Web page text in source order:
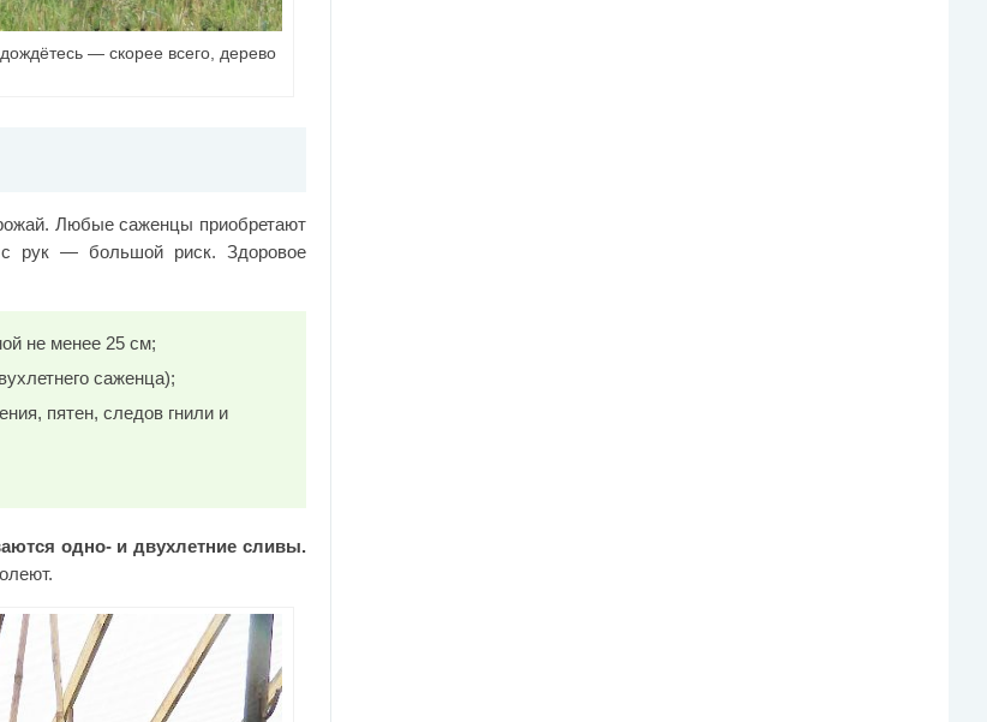
— скорее всего, дерево
Любые саженцы приобретают
с рук — большой риск. Здоровое
не менее 25 см;
саженца);
пятен, следов гнили и
одно- и двухлетние сливы.